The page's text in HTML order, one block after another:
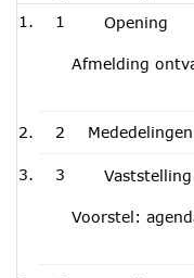
1 Opening
Afmelding
2 Mededelingen
3
Voorstel: